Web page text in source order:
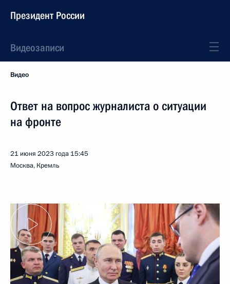
Президент России
Видеозаписи
Видео
Ответ на вопрос журналиста о ситуации
на фронте
21 июня 2023 года 15:45
Москва, Кремль